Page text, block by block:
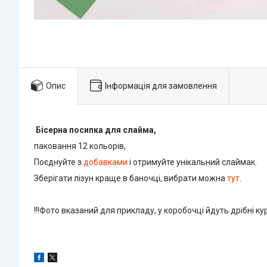
Опис Інформація для замовлення
Бісерна посипка для слайма,
паковання 12 кольорів,
Поєднуйте з добавками і отримуйте унікальний слаймак.
Зберігати лізун краще в баночці, вибрати можнатут.
!!!Фото вказаний для прикладу, у коробочці йдуть дрібні